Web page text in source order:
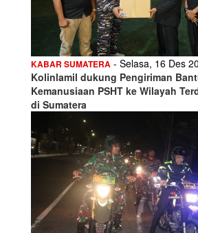
KABAR SUMATERA - Selasa, 16 Des
Kolinlamil dukung Pengiriman
Kemanusiaan PSHT ke Wilayah
di Sumatera